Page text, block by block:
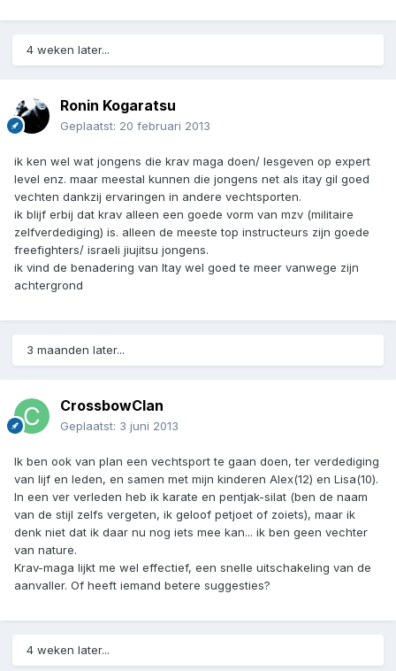
4 weken later...
Ronin Kogaratsu
Geplaatst: 20 februari 2013
ik ken wel wat jongens die krav maga doen/ lesgeven op expert
level enz. maar meestal kunnen die jongens net als itay gil goed
vechten dankzij ervaringen in andere vechtsporten.
ik blijf erbij dat krav alleen een goede vorm van mzv (militaire
zelfverdediging) is. alleen de meeste top instructeurs zijn goede
freefighters/ israeli jiujitsu jongens.
ik vind de benadering van Itay wel goed te meer vanwege zijn
achtergrond
3 maanden later...
CrossbowClan
Geplaatst: 3 juni 2013
Ik ben ook van plan een vechtsport te gaan doen, ter verdediging
van lijf en leden, en samen met mijn kinderen Alex(12) en Lisa(10).
In een ver verleden heb ik karate en pentjak-silat (ben de naam
van de stijl zelfs vergeten, ik geloof petjoet of zoiets), maar ik
denk niet dat ik daar nu nog iets mee kan... ik ben geen vechter
van nature.
Krav-maga lijkt me wel effectief, een snelle uitschakeling van de
aanvaller. Of heeft iemand betere suggesties?
4 weken later...